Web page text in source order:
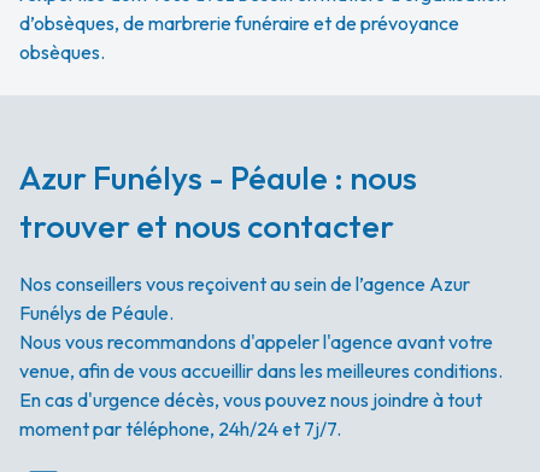
d’obsèques, de marbrerie funéraire et de prévoyance
obsèques.
Azur Funélys - Péaule : nous
trouver et nous contacter
Nos conseillers vous reçoivent au sein de l’agence Azur
Funélys de Péaule.
Nous vous recommandons d'appeler l'agence avant votre
venue, afin de vous accueillir dans les meilleures conditions.
En cas d'urgence décès, vous pouvez nous joindre à tout
moment par téléphone, 24h/24 et 7j/7.